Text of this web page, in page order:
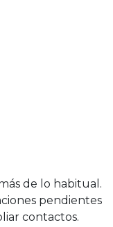
de lo habitual.
pendientes
contactos.